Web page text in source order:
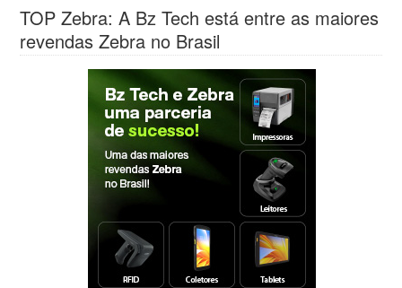
TOP Zebra: A Bz Tech está entre as maiores
revendas Zebra no Brasil